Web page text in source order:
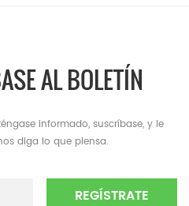
AL BOLETÍN
informado, suscríbase, y le
diga lo que piensa.